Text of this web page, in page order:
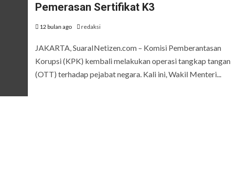
Pemerasan Sertifikat K3
12 bulan ago redaksi
JAKARTA, SuaraINetizen.com – Komisi Pemberantasan
Korupsi (KPK) kembali melakukan operasi tangkap tangan
(OTT) terhadap pejabat negara. Kali ini, Wakil Menteri...